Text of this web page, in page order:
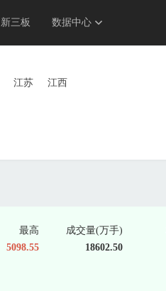
新三板 数据中心
江苏
江西
最高
5098.55
成交量(万手)
18602.50